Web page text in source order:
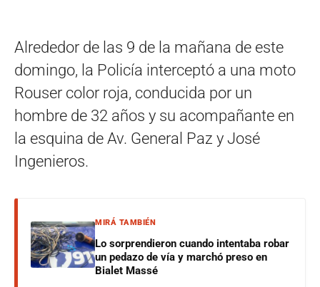
Alrededor de las 9 de la mañana de este
domingo, la Policía interceptó a una moto
Rouser color roja, conducida por un
hombre de 32 años y su acompañante en
la esquina de Av. General Paz y José
Ingenieros.
MIRÁ TAMBIÉN
Lo sorprendieron cuando intentaba robar
un pedazo de vía y marchó preso en
Bialet Massé